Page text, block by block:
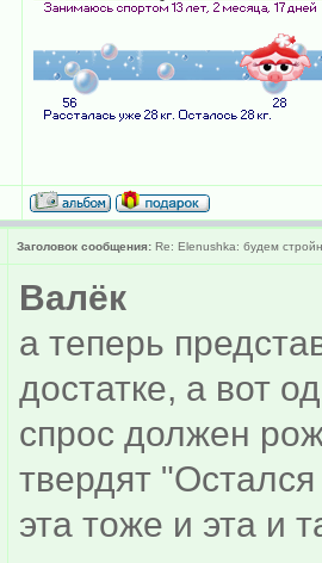
Заголовок сообщения: Re: Elenushka: будем
Валёк
а теперь
достатке, а вот
спрос должен
твердят
эта тоже и эта и